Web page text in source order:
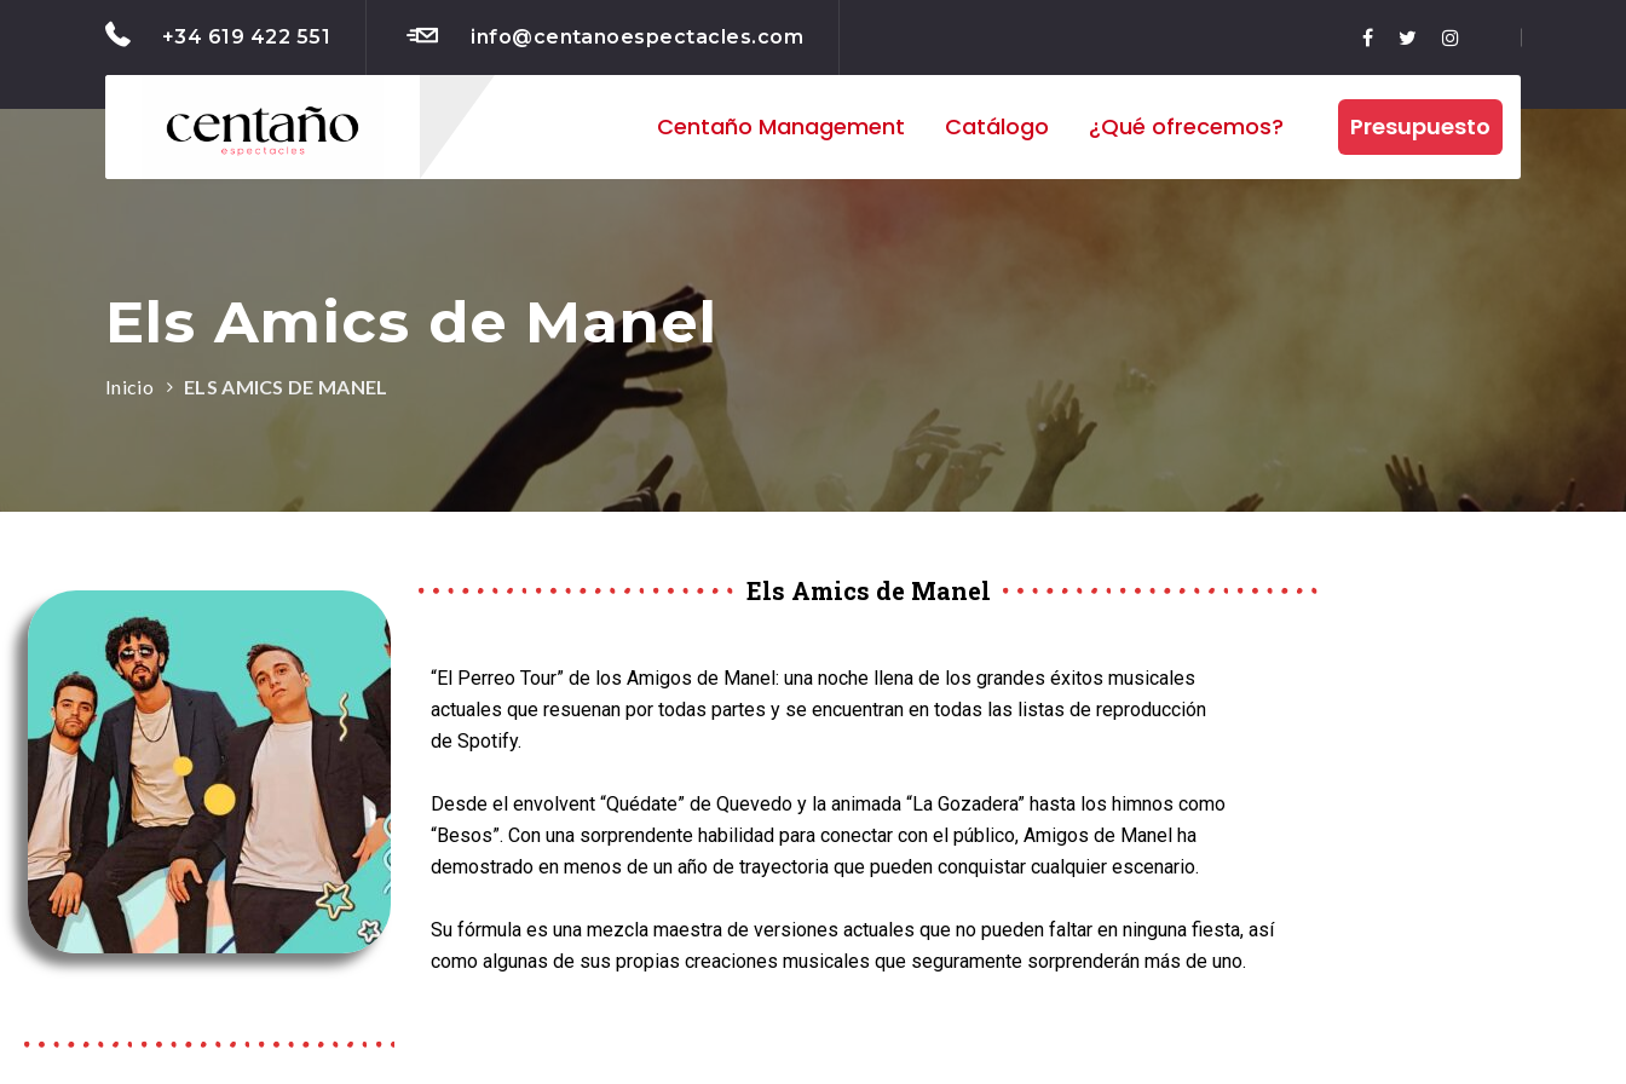
+34 619 422 551 info@centanoespectacles.com
Centaño Management Catálogo ¿Qué ofrecemos? Presupuesto
Els Amics de Manel
Inicio ELS AMICS DE MANEL
Els Amics de Manel
“El Perreo Tour” de los Amigos de Manel: una noche llena de los grandes éxitos musicales
actuales que resuenan por todas partes y se encuentran en todas las listas de reproducción
de Spotify.
Desde el envolvent “Quédate” de Quevedo y la animada “La Gozadera” hasta los himnos como
“Besos”. Con una sorprendente habilidad para conectar con el público, Amigos de Manel ha
demostrado en menos de un año de trayectoria que pueden conquistar cualquier escenario.
Su fórmula es una mezcla maestra de versiones actuales que no pueden faltar en ninguna fiesta, así
como algunas de sus propias creaciones musicales que seguramente sorprenderán más de uno.